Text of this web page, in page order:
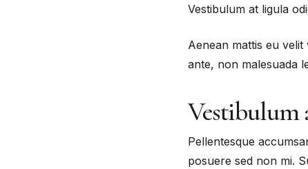
Vestibulum at ligula
Aenean mattis eu
ante, non malesuada
Vestibulum
Pellentesque
posuere sed non mi.